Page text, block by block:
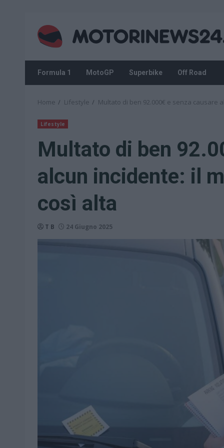
content
Formula 1 MotoGP Superbike Off Road
Home Lifestyle Multato di ben 92.000€ e senza causare
Lifestyle
Multato di ben
alcun incidente: il
così alta
T B 24 Giugno 2025